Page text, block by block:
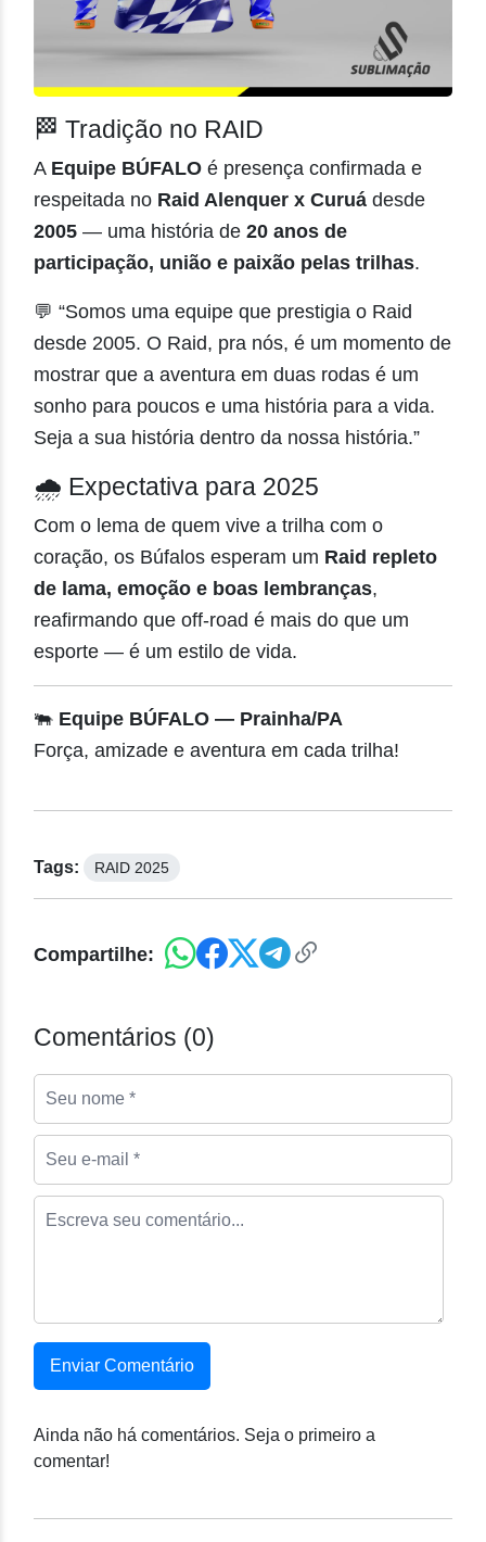
🏁 Tradição no RAID
A Equipe BÚFALO é presença confirmada e
respeitada no Raid Alenquer x Curuá desde
2005 — uma história de 20 anos de
participação, união e paixão pelas trilhas.
💬 “Somos uma equipe que prestigia o Raid
desde 2005. O Raid, pra nós, é um momento de
mostrar que a aventura em duas rodas é um
sonho para poucos e uma história para a vida.
Seja a sua história dentro da nossa história.”
🌧️ Expectativa para 2025
Com o lema de quem vive a trilha com o
coração, os Búfalos esperam um Raid repleto
de lama, emoção e boas lembranças,
reafirmando que off-road é mais do que um
esporte — é um estilo de vida.
🐃 Equipe BÚFALO — Prainha/PA
Força, amizade e aventura em cada trilha!
Tags: RAID 2025
Compartilhe:
Comentários (0)
Enviar Comentário
Ainda não há comentários. Seja o primeiro a
comentar!